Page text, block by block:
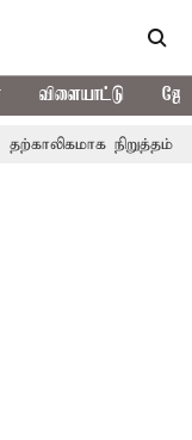
விளையாட்டு
நிறுத்தம்